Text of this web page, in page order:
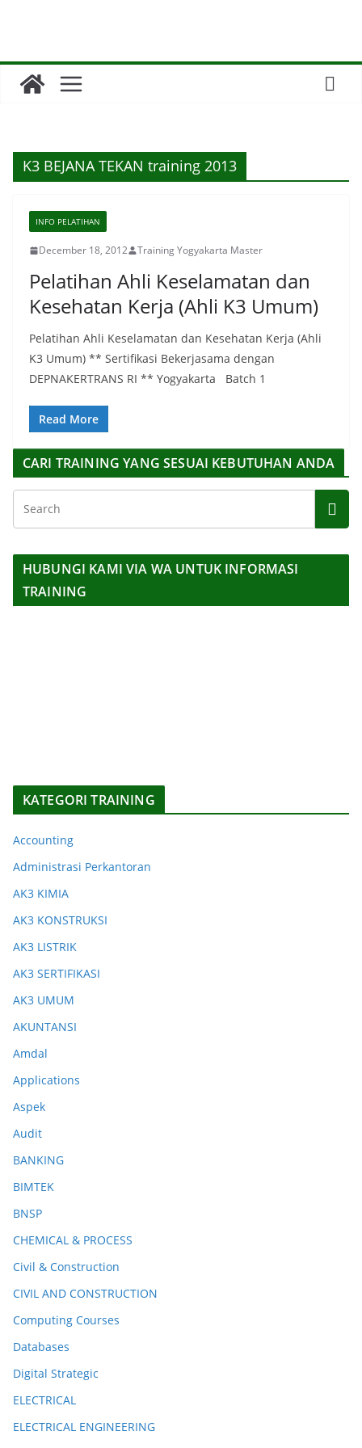
K3 BEJANA TEKAN training 2013
INFO PELATIHAN
December 18, 2012 Training Yogyakarta Master
Pelatihan Ahli Keselamatan dan
Kesehatan Kerja (Ahli K3 Umum)
Pelatihan Ahli Keselamatan dan Kesehatan Kerja (Ahli
K3 Umum) ** Sertifikasi Bekerjasama dengan
DEPNAKERTRANS RI ** Yogyakarta Batch 1
Read More
CARI TRAINING YANG SESUAI KEBUTUHAN ANDA
HUBUNGI KAMI VIA WA UNTUK INFORMASI
TRAINING
KATEGORI TRAINING
Accounting
Administrasi Perkantoran
AK3 KIMIA
AK3 KONSTRUKSI
AK3 LISTRIK
AK3 SERTIFIKASI
AK3 UMUM
AKUNTANSI
Amdal
Applications
Aspek
Audit
BANKING
BIMTEK
BNSP
CHEMICAL & PROCESS
Civil & Construction
CIVIL AND CONSTRUCTION
Computing Courses
Databases
Digital Strategic
ELECTRICAL
ELECTRICAL ENGINEERING